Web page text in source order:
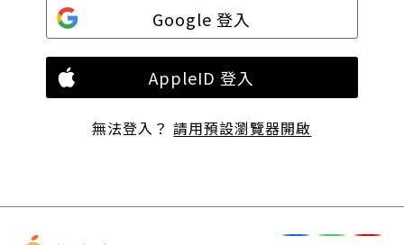
Google 登入
AppleID 登入
無法登入？請用預設瀏覽器開啟